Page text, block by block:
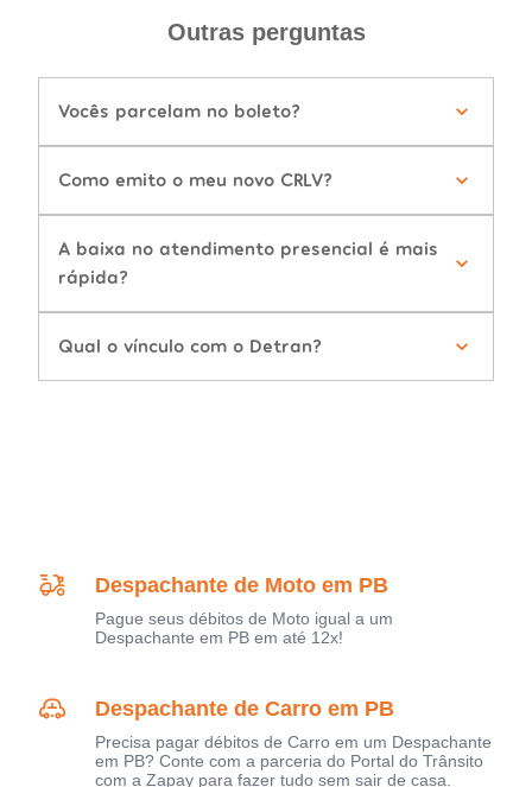
Outras perguntas
Vocês parcelam no boleto?
Como emito o meu novo CRLV?
A baixa no atendimento presencial é mais
rápida?
Qual o vínculo com o Detran?
Despachante de Moto em PB
Pague seus débitos de Moto igual a um
Despachante em PB em até 12x!
Despachante de Carro em PB
Precisa pagar débitos de Carro em um Despachante
em PB? Conte com a parceria do Portal do Trânsito
com a Zapay para fazer tudo sem sair de casa.